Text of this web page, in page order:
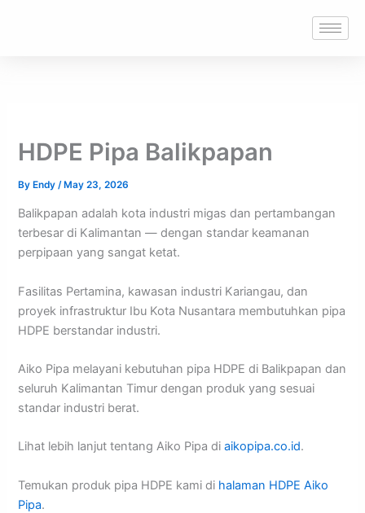
HDPE Pipa Balikpapan
ByEndy /May 23, 2026
Balikpapan adalah kota industri migas dan pertambangan
terbesar di Kalimantan — dengan standar keamanan
perpipaan yang sangat ketat.
Fasilitas Pertamina, kawasan industri Kariangau, dan
proyek infrastruktur Ibu Kota Nusantara membutuhkan pipa
HDPE berstandar industri.
Aiko Pipa melayani kebutuhan pipa HDPE di Balikpapan dan
seluruh Kalimantan Timur dengan produk yang sesuai
standar industri berat.
Lihat lebih lanjut tentang Aiko Pipa diaikopipa.co.id.
Temukan produk pipa HDPE kami di halaman HDPE Aiko
Pipa.